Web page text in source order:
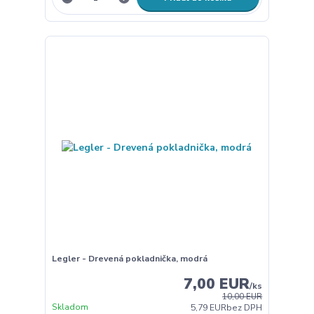
Legler - Drevená pokladnička, modrá
10,00 EUR
7,00 EUR/ks
5,79 EURbez DPH
Skladom